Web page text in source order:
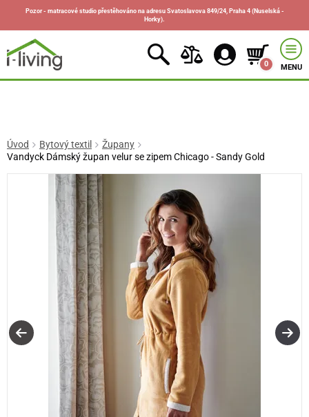
Pozor - matracové studio přestěhováno na adresu Svatoslavova 849/24, Praha 4 (Nuselská -
Horky).
0 MENU
Úvod Bytový textil
Župany
Vandyck Dámský župan velur se zipem Chicago - Sandy Gold